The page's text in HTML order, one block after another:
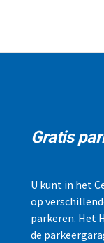
Gratis
U kunt in het
op
parkeren. Het
de